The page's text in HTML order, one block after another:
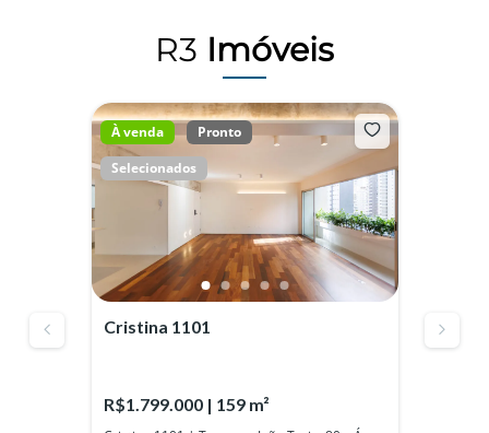
R3 Imóveis
À venda
Pronto
Selecionados
Cristina 1101
R$1.799.000 | 159 m²